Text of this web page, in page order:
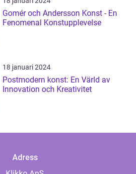
Gomér och Andersson Konst - En
Fenomenal Konstupplevelse
18 januari 2024
Postmodern konst: En Värld av
Innovation och Kreativitet
Adress